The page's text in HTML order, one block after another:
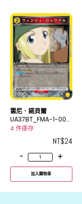
雲尼．諾貝爾
UA37BT_FMA-1-008
R
4 件庫存
NT$24
-
+
加入購物車